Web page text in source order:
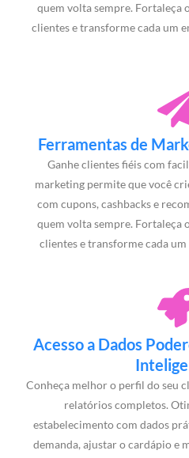
quem volta sempre. Fortaleça
clientes e transforme cada um
Ferramentas de
Ganhe clientes fiéis com
marketing permite que você
com cupons, cashbacks e
quem volta sempre. Fortaleça
clientes e transforme cada
Acesso a Dados
Conheça melhor o perfil do seu
relatórios completos.
estabelecimento com dados
demanda, ajustar o cardápio e